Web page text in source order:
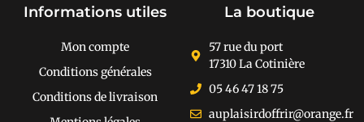
Informations utiles
Mon compte
Conditions générales
Conditions de livraison
La boutique
57 rue du port
17310 La Cotinière
05 46 47 18 75
auplaisirdoffrir@orange.fr